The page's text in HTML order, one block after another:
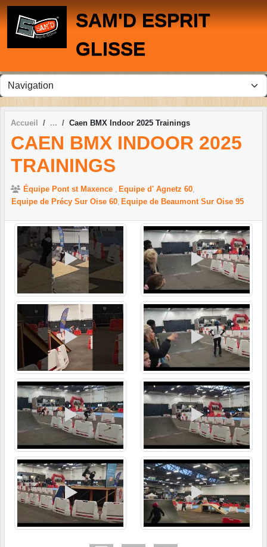
SAM'D ESPRIT
GLISSE
Accueil Caen BMX Indoor 2025 Trainings
CAEN BMX INDOOR 2025
TRAININGS
Équipe Pont st Maxence
Equipe d' Agnetz 60
Equipe de Précy Sur Oise 60 Equipe de Beaumont Sur Oise 95
Panneau de gestion des cookies